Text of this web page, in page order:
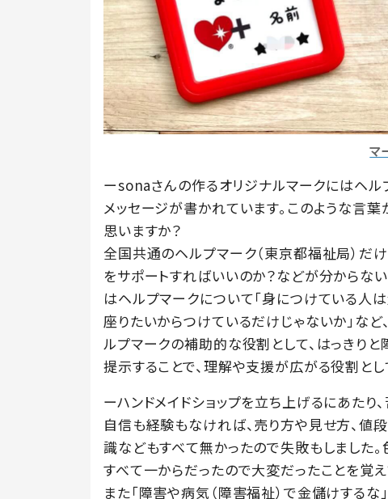
マ
ーsonaさんの作るオリジナルマークにはヘ
メッセージが書かれています。このような言
思いますか？
全国共通のヘルプマーク（東京都福祉局）だ
をサポートすればいいのか？などが分からな
はヘルプマークについて「身につけている人
座りたいからつけているだけじゃないか」な
ルプマークの補助的な役割として、はっきり
提示することで、理解や支援が広がる役割とし
ーハンドメイドショップを立ち上げるにあたり
自信も経験もなければ、売り方や見せ方、
識などもすべて無かったので失敗もしました
すべて一からだったので大変だったことを覚え
また「障害や病気（障害福祉）で金儲けするな